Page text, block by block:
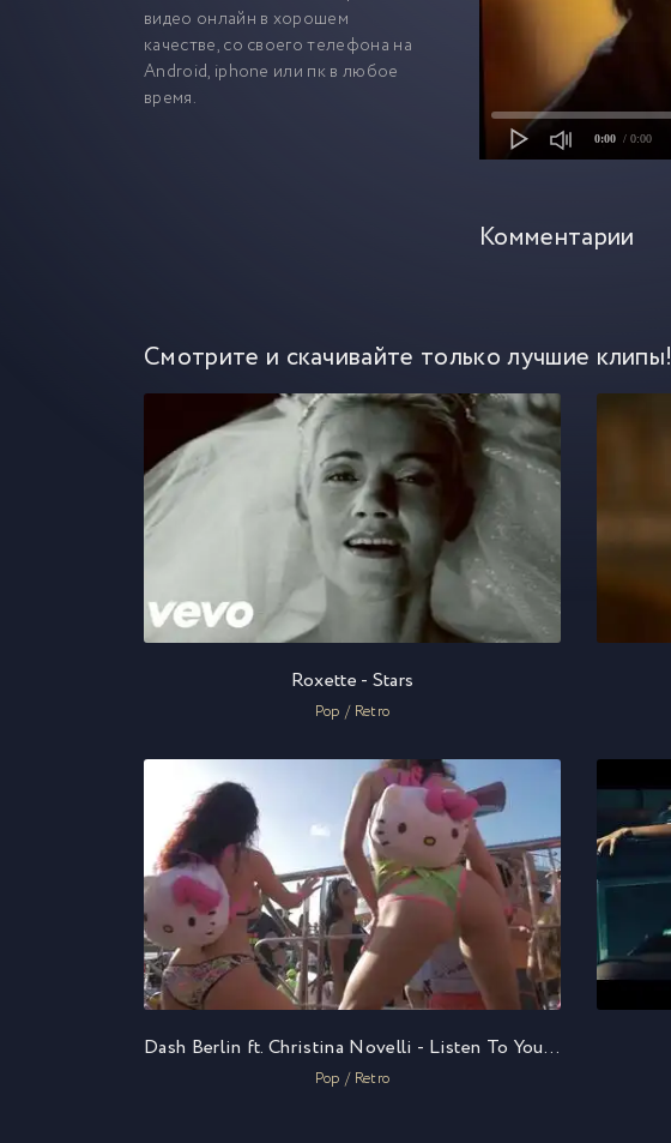
видео онлайн в хорошем
качестве, со своего телефона на
Android, iphone или пк в любое
время.
0:00 / 0:00
Комментарии
Смотрите и скачивайте только лучшие клипы!
Roxette - Stars
Pop / Retro
Dash Berlin ft. Christina Novelli - Listen To Your Heart
Pop / Retro